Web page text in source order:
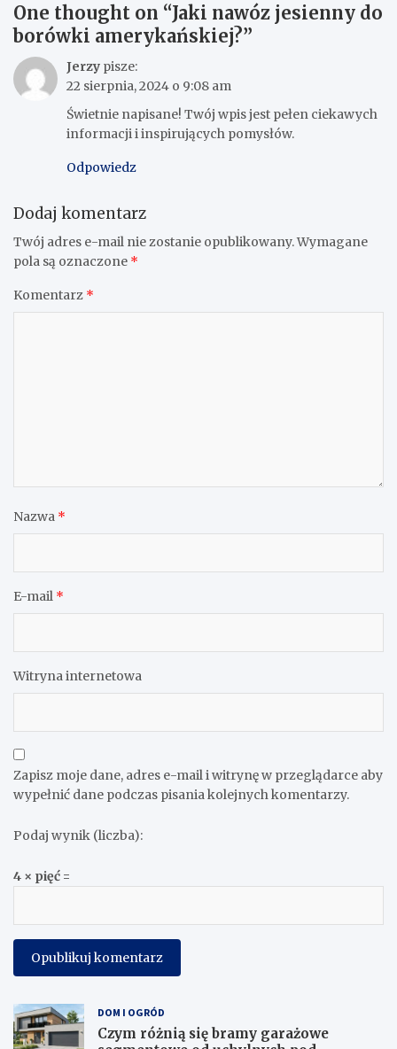
One thought on “Jaki nawóz jesienny do
borówki amerykańskiej?”
Jerzy pisze:
22 sierpnia, 2024 o 9:08 am
Świetnie napisane! Twój wpis jest pełen ciekawych
informacji i inspirujących pomysłów.
Odpowiedz
Dodaj komentarz
Twój adres e-mail nie zostanie opublikowany.Wymagane
pola są oznaczone *
Komentarz *
Nazwa *
E-mail *
Witryna internetowa
Zapisz moje dane, adres e-mail i witrynę w przeglądarce aby
wypełnić dane podczas pisania kolejnych komentarzy.
Podaj wynik (liczba):
4 × pięć =
DOM I OGRÓD
Czym różnią się bramy garażowe